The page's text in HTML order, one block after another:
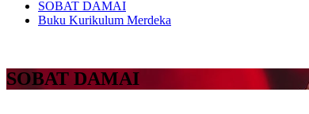
SOBAT DAMAI
Buku Kurikulum Merdeka
SOBAT DAMAI